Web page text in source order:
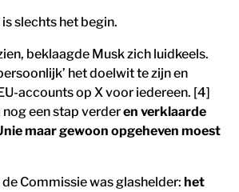
slechts het begin.
beklaagde Musk zich luidkeels.
het doelwit te zijn en
accounts op X voor iedereen. [4]
een stap verderen verklaarde
maar gewoon opgeheven moest
Commissie was glashelder: het